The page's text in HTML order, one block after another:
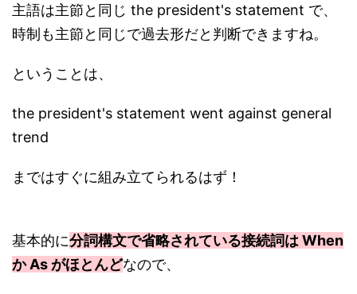
主語は主節と同じ the president's statement で、
時制も主節と同じで過去形だと判断できますね。
ということは、
the president's statement went against general
trend
まではすぐに組み立てられるはず！
基本的に分詞構文で省略されている接続詞は When
か As がほとんどなので、